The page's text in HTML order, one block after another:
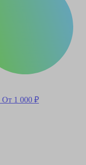
От 1 000 ₽